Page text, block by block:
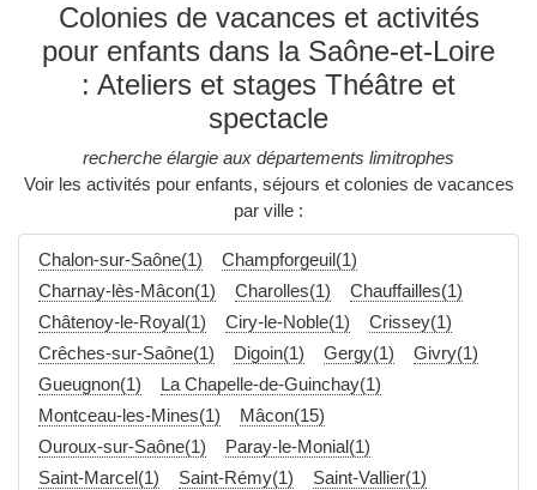
Colonies de vacances et activités
pour enfants dans la Saône-et-Loire
: Ateliers et stages Théâtre et
spectacle
recherche élargie aux départements limitrophes
Voir les activités pour enfants, séjours et colonies de vacances
par ville :
Chalon-sur-Saône(1)
Champforgeuil(1)
Charnay-lès-Mâcon(1)
Charolles(1)
Chauffailles(1)
Châtenoy-le-Royal(1)
Ciry-le-Noble(1)
Crissey(1)
Crêches-sur-Saône(1)
Digoin(1) Gergy(1)
Givry(1)
Gueugnon(1)
La Chapelle-de-Guinchay(1)
Montceau-les-Mines(1)
Mâcon(15)
Ouroux-sur-Saône(1)
Paray-le-Monial(1)
Saint-Marcel(1)
Saint-Rémy(1)
Saint-Vallier(1)